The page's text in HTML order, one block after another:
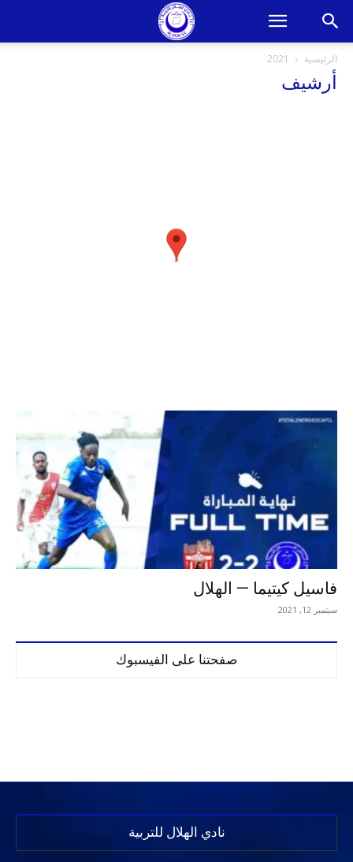
الرئيسية 2021
أرشيف
فاسيل كيتيما — الهلال
سبتمبر 12, 2021
صفحتنا على الفيسبوك
نادي الهلال للتربية